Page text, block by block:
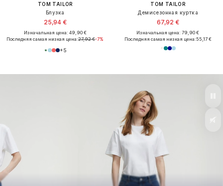
TOM TAILOR
Блузка
25,94 €
Изначальная цена: 49,90 €
Последняя самая низкая цена:27,92 €-7%
+5
TOM TAILOR
Демисезонная куртка
67,92 €
Изначальная цена: 79,90 €
Последняя самая низкая цена:55,17 €